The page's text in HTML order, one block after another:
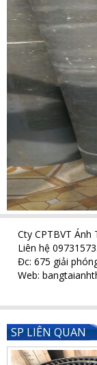
Cty CPTBVT
Liên hệ
Đc: 675 giải
Web:
SP LIÊN QUAN